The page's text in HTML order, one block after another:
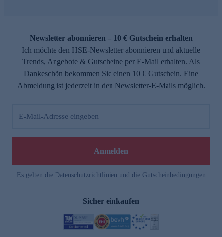
Newsletter abonnieren – 10 € Gutschein erhalten
Ich möchte den HSE-Newsletter abonnieren und aktuelle
Trends, Angebote & Gutscheine per E-Mail erhalten. Als
Dankeschön bekommen Sie einen 10 € Gutschein. Eine
Abmeldung ist jederzeit in den Newsletter-E-Mails möglich.
E-Mail-Adresse eingeben
Anmelden
Es gelten die Datenschutzrichtlinien und die Gutscheinbedingungen
Sicher einkaufen